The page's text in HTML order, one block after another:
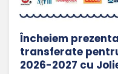
Încheiem
transferate
2026-2027 cu